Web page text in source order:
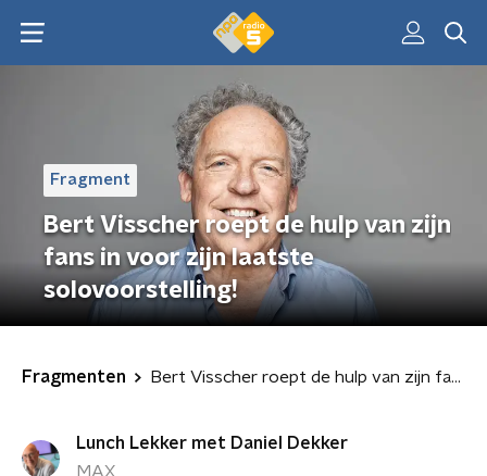
Fragment
Bert Visscher roept de hulp van zijn
fans in voor zijn laatste
solovoorstelling!
Fragmenten Bert Visscher roept de hulp van zijn fans in voor zijn laatste solovoorstelling!
Lunch Lekker met Daniel Dekker
MAX